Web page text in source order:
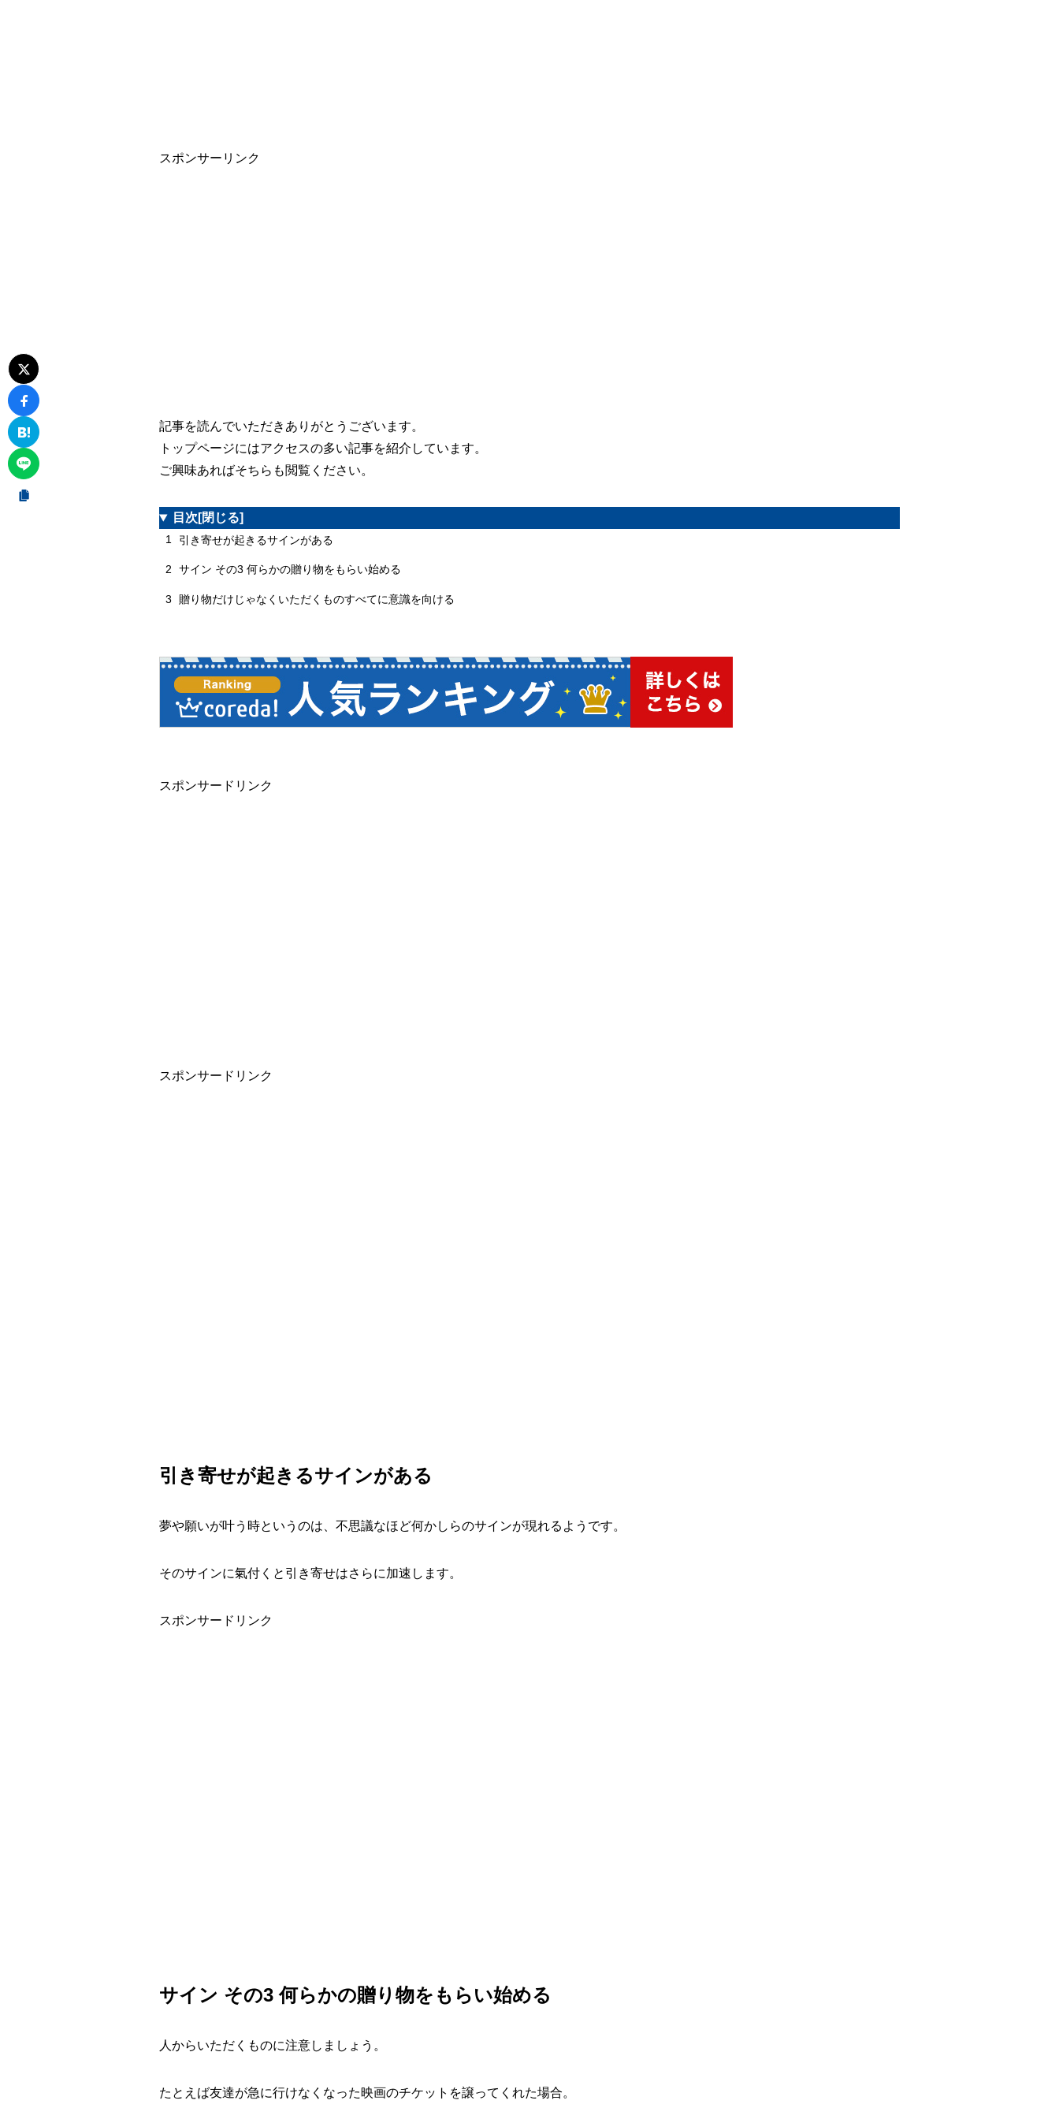
スポンサーリンク
記事を読んでいただきありがとうございます。
トップページにはアクセスの多い記事を紹介しています。
ご興味あればそちらも閲覧ください。
目次 [閉じる]
1 引き寄せが起きるサインがある
2 サイン その3 何らかの贈り物をもらい始める
3 贈り物だけじゃなくいただくものすべてに意識を向ける
スポンサードリンク
スポンサードリンク
引き寄せが起きるサインがある
夢や願いが叶う時というのは、不思議なほど何かしらのサインが現れるようです。
そのサインに氣付くと引き寄せはさらに加速します。
スポンサードリンク
サイン その3 何らかの贈り物をもらい始める
人からいただくものに注意しましょう。
たとえば友達が急に行けなくなった映画のチケットを譲ってくれた場合。